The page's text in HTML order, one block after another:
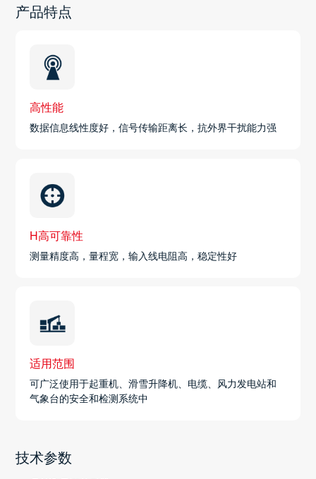
产品特点
高性能
数据信息线性度好，信号传输距离长，抗外界干扰能力强
H高可靠性
测量精度高，量程宽，输入线电阻高，稳定性好
适用范围
可广泛使用于起重机、滑雪升降机、电缆、风力发电站和
气象台的安全和检测系统中
技术参数